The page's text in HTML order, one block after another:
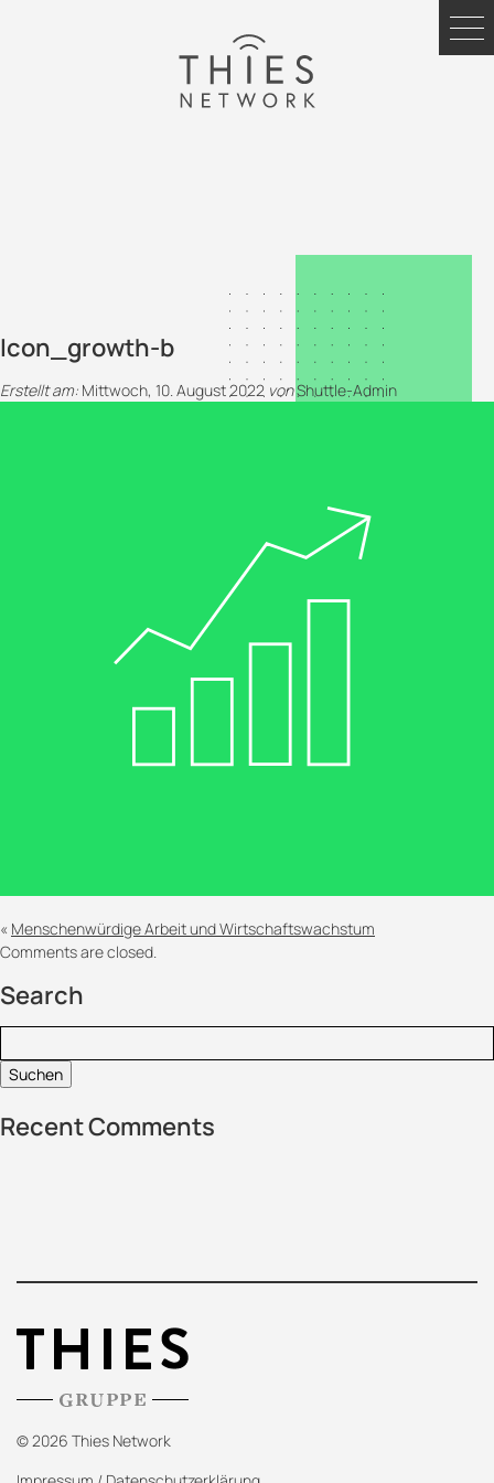
Icon_growth-b
Erstellt am: Mittwoch, 10. August 2022 vonShuttle-Admin
« Menschenwürdige Arbeit und Wirtschaftswachstum
Comments are closed.
Search
Recent Comments
© 2026 Thies Network